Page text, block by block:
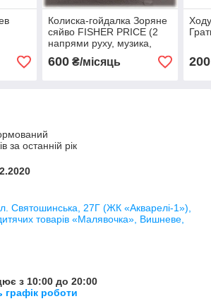
Колиска-гойдалка Зоряне
сяйво FISHER PRICE (2
напрями руху, музика,
проектор зірок на завісу)
600₴/місяць 200
за останній рік
Святошинська, 27Г (ЖК «Акварелі-1»),
товарів «Малявочка», Вишневе,
з 10:00 до 20:00
графік роботи